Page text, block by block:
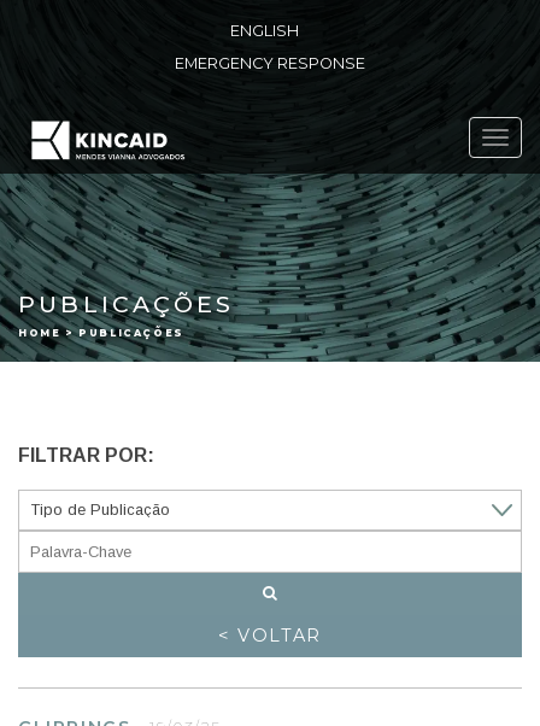
ENGLISH
EMERGENCY RESPONSE
PUBLICAÇÕES
HOME > PUBLICAÇÕES
FILTRAR POR:
< VOLTAR